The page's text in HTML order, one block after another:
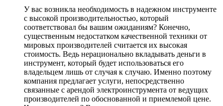
У вас возникла необходимость в надежном инструменте
с высокой производительностью, который
соответствовал бы вашим ожиданиям? Конечно,
существенным недостатком качественной техники от
мировых производителей считается их высокая
стоимость. Ведь нерационально вкладывать деньги в
инструмент, который будет использоваться его
владельцем лишь от случая к случаю. Именно поэтому
компания предлагает услуги, непосредственно
связанные с арендой электроинструмента от ведущих
производителей по обоснованной и приемлемой цене.